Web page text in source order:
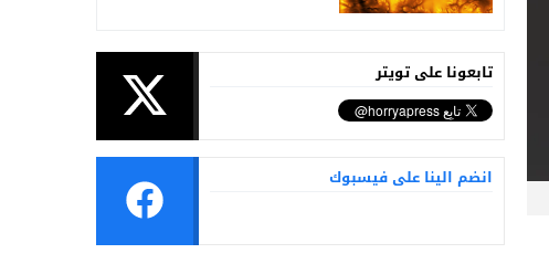
انضم الينا على فيسبوك
تابعونا على تويتر